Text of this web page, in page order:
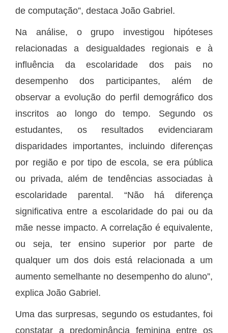
de computação”, destaca João Gabriel.
Na análise, o grupo investigou hipóteses
relacionadas a desigualdades regionais e à
influência da escolaridade dos pais no
desempenho dos participantes, além de
observar a evolução do perfil demográfico dos
inscritos ao longo do tempo. Segundo os
estudantes, os resultados evidenciaram
disparidades importantes, incluindo diferenças
por região e por tipo de escola, se era pública
ou privada, além de tendências associadas à
escolaridade parental. “Não há diferença
significativa entre a escolaridade do pai ou da
mãe nesse impacto. A correlação é equivalente,
ou seja, ter ensino superior por parte de
qualquer um dos dois está relacionada a um
aumento semelhante no desempenho do aluno”,
explica João Gabriel.
Uma das surpresas, segundo os estudantes, foi
constatar a predominância feminina entre os